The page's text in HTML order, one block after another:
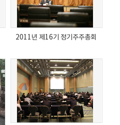
2011년 제16기 정기주주총회